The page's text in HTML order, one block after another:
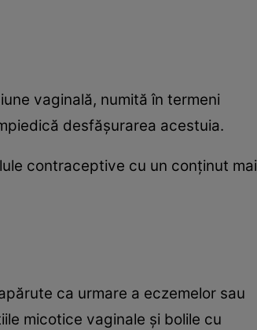
vaginală, numită în termeni
desfăşurarea acestuia.
contraceptive cu un conţinut mai
ca urmare a eczemelor sau
micotice vaginale şi bolile cu